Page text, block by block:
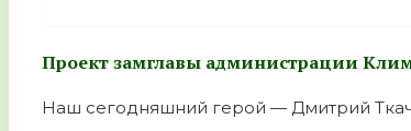
Проект замглавы администрации
Наш сегодняшний герой — Дмитрий